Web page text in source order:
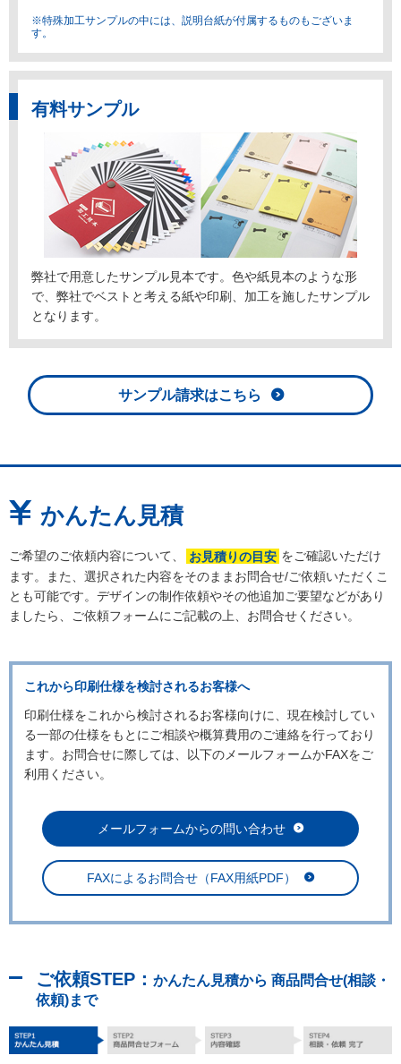
※特殊加工サンプルの中には、説明台紙が付属するものもございま
す。
有料サンプル
弊社で用意したサンプル見本です。色や紙見本のような形
で、弊社でベストと考える紙や印刷、加工を施したサンプル
となります。
サンプル請求はこちら
かんたん見積
ご希望のご依頼内容について、 お見積りの目安 をご確認いただけ
ます。また、選択された内容をそのままお問合せ/ご依頼いただくこ
とも可能です。デザインの制作依頼やその他追加ご要望などがあり
ましたら、ご依頼フォームにご記載の上、お問合せください。
これから印刷仕様を検討されるお客様へ
印刷仕様をこれから検討されるお客様向けに、現在検討してい
る一部の仕様をもとにご相談や概算費用のご連絡を行っており
ます。お問合せに際しては、以下のメールフォームかFAXをご
利用ください。
メールフォームからの問い合わせ
FAXによるお問合せ（FAX用紙PDF）
ご依頼STEP： かんたん見積から 商品問合せ(相談・
依頼)まで